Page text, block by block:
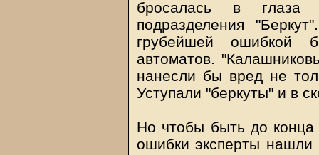
бросалась в глаза
подразделения
грубейшей ошибкой
автоматов.
нанесли бы вред не
Уступали "беркуты" и в
Но чтобы быть до конца
ошибки эксперты